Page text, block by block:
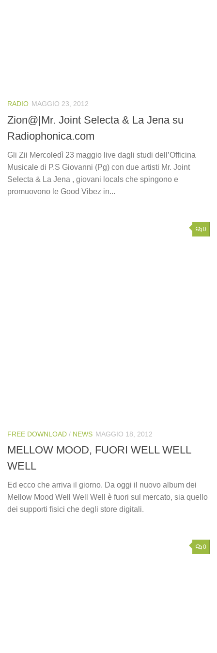
RADIO MAGGIO 23, 2012
Zion@|Mr. Joint Selecta & La Jena su
Radiophonica.com
Gli Zii Mercoledì 23 maggio live dagli studi dell’Officina
Musicale di P.S Giovanni (Pg) con due artisti Mr. Joint
Selecta & La Jena , giovani locals che spingono e
promuovono le Good Vibez in...
0
FREE DOWNLOAD / NEWS MAGGIO 18, 2012
MELLOW MOOD, FUORI WELL WELL
WELL
Ed ecco che arriva il giorno. Da oggi il nuovo album dei
Mellow Mood Well Well Well è fuori sul mercato, sia quello
dei supporti fisici che degli store digitali.
0